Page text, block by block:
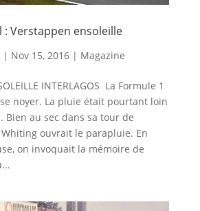
: Verstappen ensoleille
| Nov 15, 2016| Magazine
INTERLAGOS La Formule 1
noyer. La pluie était pourtant loin
Bien au sec dans sa tour de
ouvrait le parapluie. En
on invoquait la mémoire de